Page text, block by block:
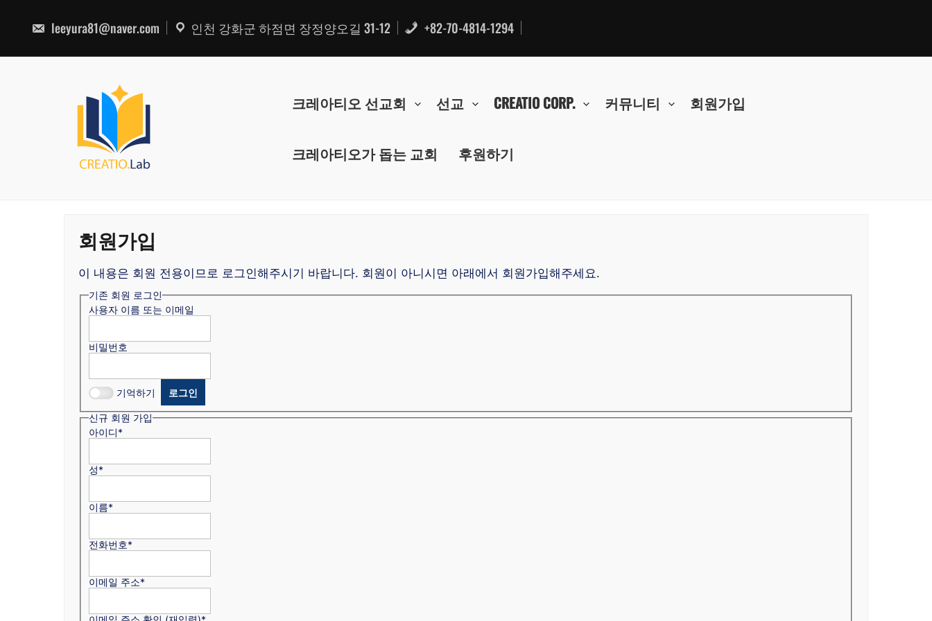
너
leeyura81@naver.com 인천 강화군 하점면 장정양오길 31-12 +82-70-4814-1294
크레아티오 선교회 선교 CREATIO CORP. 커뮤니티 회원가입
크레아티오가 돕는 교회 후원하기
회원가입
이 내용은 회원 전용이므로 로그인해주시기 바랍니다. 회원이 아니시면 아래에서 회원가입해주세요.
기존 회원 로그인
사용자 이름 또는 이메일
비밀번호
기억하기
신규 회원 가입
아이디*
성*
이름*
전화번호*
이메일 주소*